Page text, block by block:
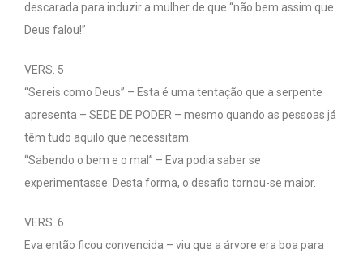
descarada para induzir a mulher de que “não bem assim que
Deus falou!”
VERS. 5
“Sereis como Deus” – Esta é uma tentação que a serpente
apresenta – SEDE DE PODER – mesmo quando as pessoas já
têm tudo aquilo que necessitam.
“Sabendo o bem e o mal” – Eva podia saber se
experimentasse. Desta forma, o desafio tornou-se maior.
VERS. 6
Eva então ficou convencida – viu que a árvore era boa para